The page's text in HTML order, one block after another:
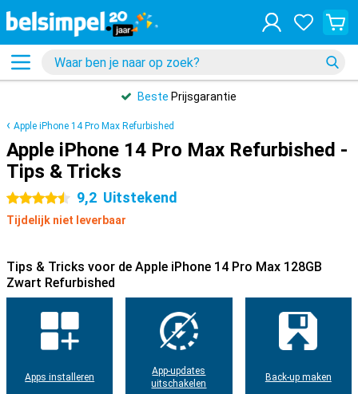
Beste Prijsgarantie
Apple iPhone 14 Pro Max Refurbished
Apple iPhone 14 Pro Max Refurbished -
Tips & Tricks
4.5 sterren 9,2 Uitstekend
Tijdelijk niet leverbaar
Tips & Tricks voor de Apple iPhone 14 Pro Max 128GB
Zwart Refurbished
Apps installeren
App-updates
uitschakelen
Back-up maken